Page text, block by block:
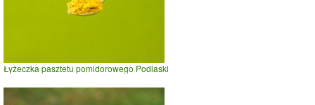
Łyżeczka pasztetu pomidorowego Podlaski